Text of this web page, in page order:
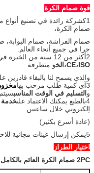
قوة صمام الكرة
1كشركة رائدة في تصنيع أنواع مختلفة
صمام الكرة،
صمام الفراشة، صمام البوابة،
جرا في جميع أنحاء العالم.
2أكثر من 12 سنة من الخبرة في هذا المجال
CE،ISO،الخ
و متطرفة
والذي يسمح لنا بالبقاء قادرين
3أي كمية طلب مرحب بها
و التسليم في الوقت المناسب
4بالطبع يمكنك الاعتماد على
خدمة
إلكتروني خلال ساعتين
(عادة أسرع بكثير)
5يمكن إرسال عينات مجانية للاختبار
اختيار الطراز
2PC صمام الكرة العائم بالكامل